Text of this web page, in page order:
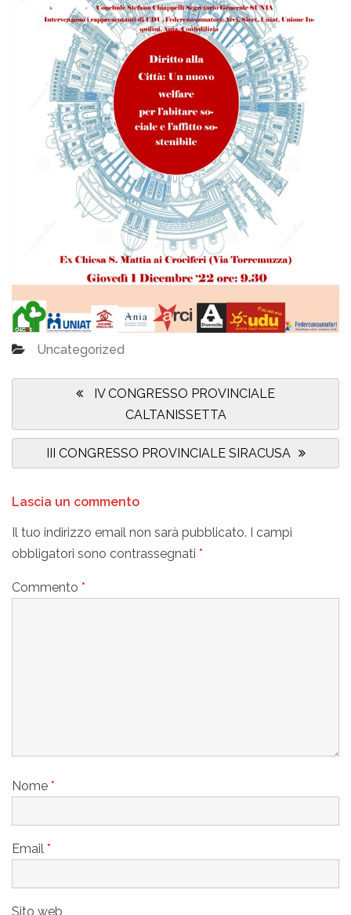
Uncategorized
Navigazione
Previous
IV CONGRESSO PROVINCIALE
CALTANISSETTA
Next
III CONGRESSO PROVINCIALE SIRACUSA
Lascia un commento
Il tuo indirizzo email non sarà pubblicato.
I campi
obbligatori sono contrassegnati *
Commento *
Nome *
Email *
Sito web